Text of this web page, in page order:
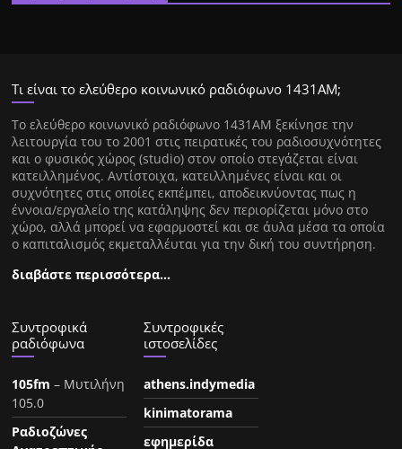
Τι είναι το ελεύθερο κοινωνικό ραδιόφωνο 1431ΑΜ;
Tο ελεύθερο κοινωνικό ραδιόφωνο 1431AM ξεκίνησε την
λειτουργία του το 2001 στις πειρατικές του ραδιοσυχνότητες
και ο φυσικός χώρος (studio) στον οποίο στεγάζεται είναι
κατειλλημένος. Αντίστοιχα, κατειλλημένες είναι και οι
συχνότητες στις οποίες εκπέμπει, αποδεικνύοντας πως η
έννοια/εργαλείο της κατάληψης δεν περιορίζεται μόνο στο
χώρο, αλλά μπορεί να εφαρμοστεί και σε άυλα μέσα τα οποία
ο καπιταλισμός εκμεταλλέυται για την δική του συντήρηση.
διαβάστε περισσότερα…
Συντροφικά
ραδιόφωνα
105fm – Μυτιλήνη
105.0
Ραδιοζώνες
Συντροφικές
ιστοσελίδες
athens.indymedia
kinimatorama
εφημερίδα